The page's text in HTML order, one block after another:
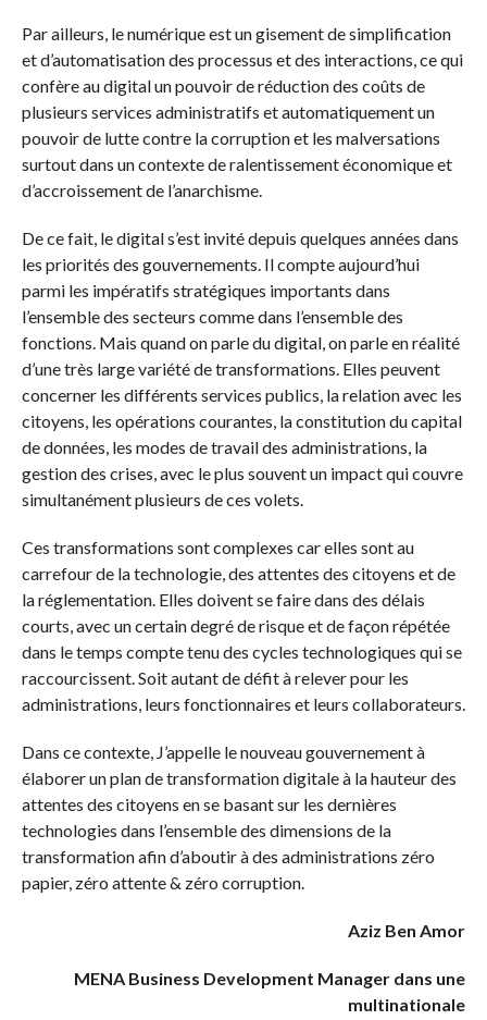
Par ailleurs, le numérique est un gisement de simplification
et d’automatisation des processus et des interactions, ce qui
confère au digital un pouvoir de réduction des coûts de
plusieurs services administratifs et automatiquement un
pouvoir de lutte contre la corruption et les malversations
surtout dans un contexte de ralentissement économique et
d’accroissement de l’anarchisme.
De ce fait, le digital s’est invité depuis quelques années dans
les priorités des gouvernements. Il compte aujourd’hui
parmi les impératifs stratégiques importants dans
l’ensemble des secteurs comme dans l’ensemble des
fonctions. Mais quand on parle du digital, on parle en réalité
d’une très large variété de transformations. Elles peuvent
concerner les différents services publics, la relation avec les
citoyens, les opérations courantes, la constitution du capital
de données, les modes de travail des administrations, la
gestion des crises, avec le plus souvent un impact qui couvre
simultanément plusieurs de ces volets.
Ces transformations sont complexes car elles sont au
carrefour de la technologie, des attentes des citoyens et de
la réglementation. Elles doivent se faire dans des délais
courts, avec un certain degré de risque et de façon répétée
dans le temps compte tenu des cycles technologiques qui se
raccourcissent. Soit autant de défit à relever pour les
administrations, leurs fonctionnaires et leurs collaborateurs.
Dans ce contexte, J’appelle le nouveau gouvernement à
élaborer un plan de transformation digitale à la hauteur des
attentes des citoyens en se basant sur les dernières
technologies dans l’ensemble des dimensions de la
transformation afin d’aboutir à des administrations zéro
papier, zéro attente & zéro corruption.
Aziz Ben Amor
MENA Business Development Manager dans une
multinationale